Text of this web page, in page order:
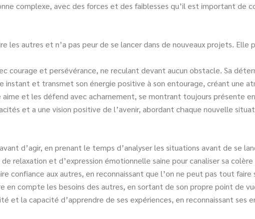
complexe, avec des forces et des faiblesses qu’il est important de
les autres et n’a pas peur de se lancer dans de nouveaux projets.
courage et persévérance, ne reculant devant aucun obstacle. Sa
instant et transmet son énergie positive à son entourage, créant une
et les défend avec acharnement, se montrant toujours présente
et a une vision positive de l’avenir, abordant chaque nouvelle
d’agir, en prenant le temps d’analyser les situations avant de se
relaxation et d’expression émotionnelle saine pour canaliser sa
confiance aux autres, en reconnaissant que l’on ne peut pas tout
en compte les besoins des autres, en sortant de son propre point de
et la capacité d’apprendre de ses expériences, en reconnaissant